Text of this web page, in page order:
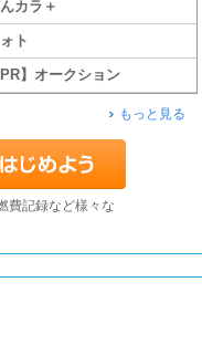
カラ＋
ト
PR】オークション
もっと見る
費記録など様々な